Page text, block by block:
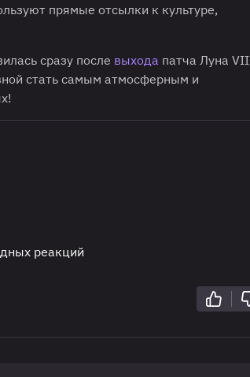
прямые отсылки к культуре,
сразу после выхода патча Луна VII
стать самым атмосферным и
реакций